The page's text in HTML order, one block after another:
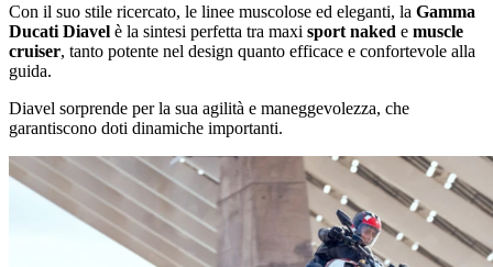
Con il suo stile ricercato, le linee muscolose ed eleganti, la Gamma
Ducati Diavel è la sintesi perfetta tra maxi sport naked e muscle
cruiser, tanto potente nel design quanto efficace e confortevole alla
guida.
Diavel sorprende per la sua agilità e maneggevolezza, che
garantiscono doti dinamiche importanti.